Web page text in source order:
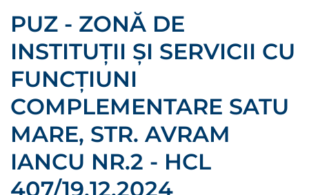
PUZ - ZONĂ DE
INSTITUȚII ȘI SERVICII CU
FUNCȚIUNI
COMPLEMENTARE SATU
MARE, STR. AVRAM
IANCU NR.2 - HCL
407/19.12.2024